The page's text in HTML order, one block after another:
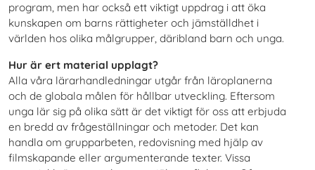
program, men har också ett viktigt uppdrag i att öka
kunskapen om barns rättigheter och jämställdhet i
världen hos olika målgrupper, däribland barn och unga.
Hur är ert material upplagt?
Alla våra lärarhandledningar utgår från läroplanerna
och de globala målen för hållbar utveckling. Eftersom
unga lär sig på olika sätt är det viktigt för oss att erbjuda
en bredd av frågeställningar och metoder. Det kan
handla om grupparbeten, redovisning med hjälp av
filmskapande eller argumenterande texter. Vissa